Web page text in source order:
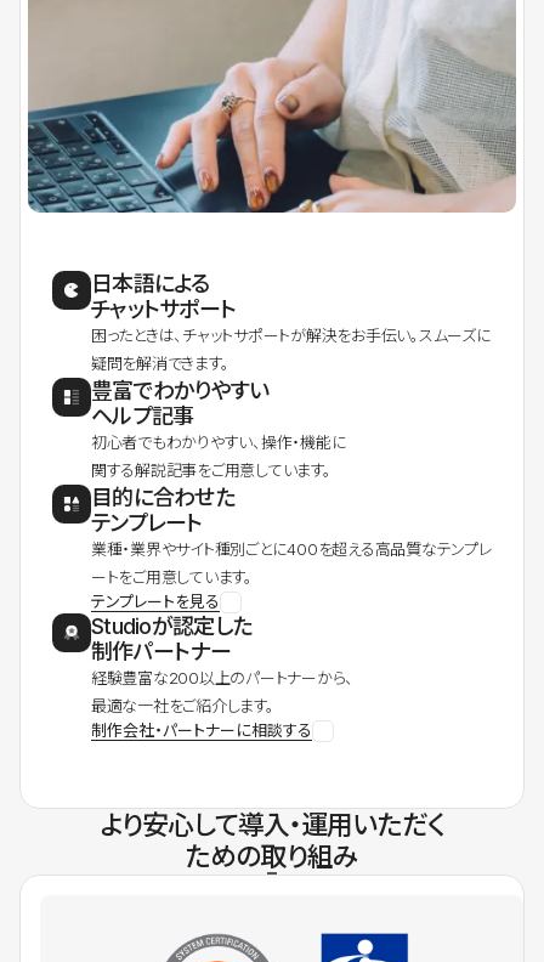
日本語による
チャットサポート
困ったときは、チャットサポートが解決をお手伝い。スムーズに
疑問を解消できます。
豊富でわかりやすい
ヘルプ記事
初心者でもわかりやすい、操作・機能に
関する解説記事をご用意しています。
目的に合わせた
テンプレート
業種・業界やサイト種別ごとに400を超える高品質なテンプレ
ートをご用意しています。
テンプレートを見る
Studioが認定した
制作パートナー
経験豊富な200以上のパートナーから、
最適な一社をご紹介します。
制作会社・パートナーに相談する
より安心して導入・運用いただく
ための取り組み